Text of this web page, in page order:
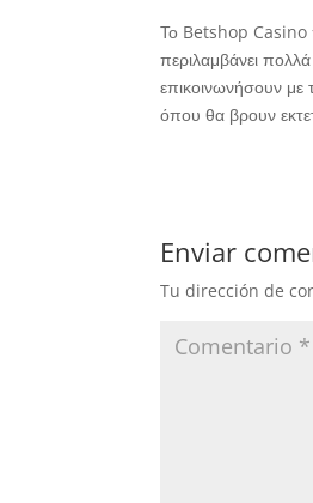
Το Betshop Casino
περιλαμβάνει
επικοινωνήσουν
όπου θα βρουν
Enviar
Tu dirección de